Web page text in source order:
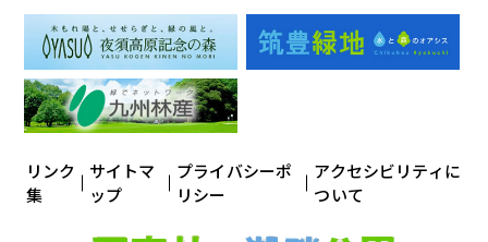
リンク
集
サイトマ
ップ
プライバシーポ
リシー
アクセシビリティに
ついて